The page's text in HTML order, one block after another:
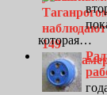
которая…